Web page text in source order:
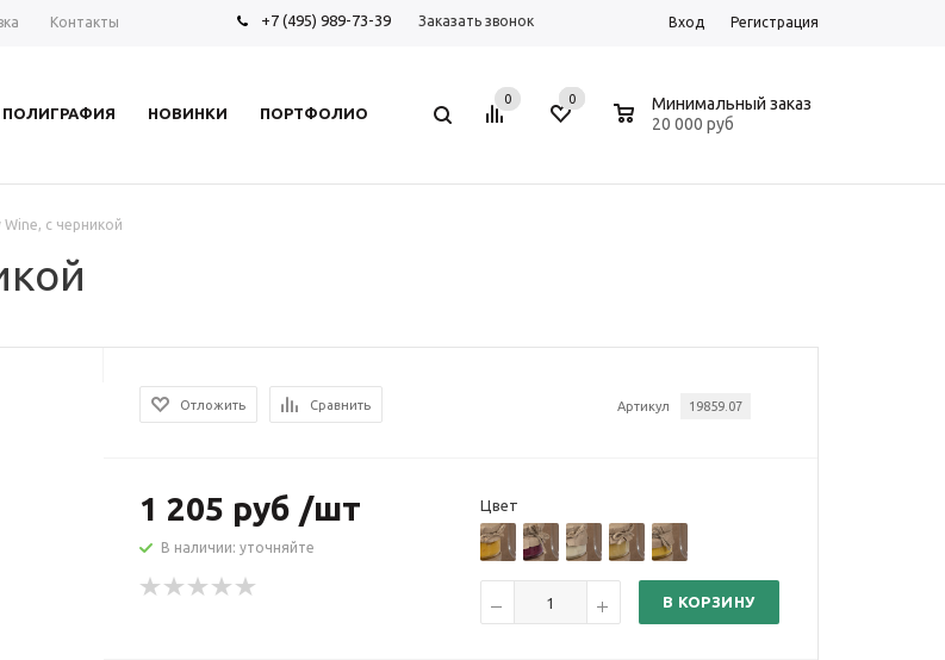
Контакты +7 (495) 989-73-39 Заказать звонок Вход Регистрация
ПОЛИГРАФИЯ НОВИНКИ ПОРТФОЛИО
0 0
Минимальный заказ
20 000 руб
с черникой
Артикул 19859.07
Отложить Сравнить
1 205 руб /шт
В наличии: уточняйте
Цвет
В КОРЗИНУ